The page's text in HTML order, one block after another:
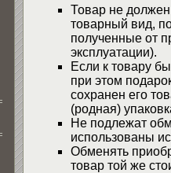
Товар не
товарный вид,
полученные от
эксплуатации).
Если к товару
при этом
сохранен его
(родная)
Не подлежат
использованы
Обменять
товар той же